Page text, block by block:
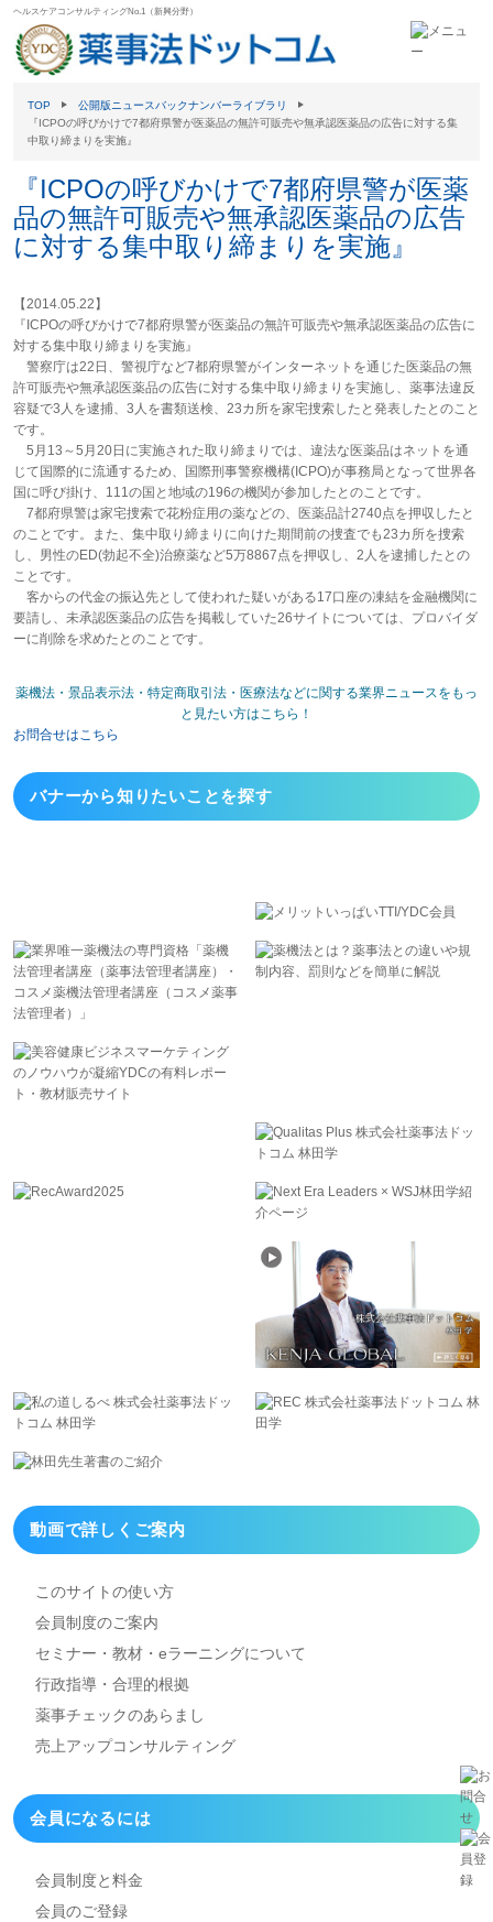
ヘルスケアコンサルティングNo.1（新興分野）
TOP
公開版ニュースバックナンバーライブラリ
『ICPOの呼びかけで7都府県警が医薬品の無許可販売や無承認医薬品の広告に対する集
中取り締まりを実施』
『ICPOの呼びかけで7都府県警が医薬
品の無許可販売や無承認医薬品の広告
に対する集中取り締まりを実施』
【2014.05.22】
『ICPOの呼びかけで7都府県警が医薬品の無許可販売や無承認医薬品の広告に
対する集中取り締まりを実施』
警察庁は22日、警視庁など7都府県警がインターネットを通じた医薬品の無
許可販売や無承認医薬品の広告に対する集中取り締まりを実施し、薬事法違反
容疑で3人を逮捕、3人を書類送検、23カ所を家宅捜索したと発表したとのこと
です。
5月13～5月20日に実施された取り締まりでは、違法な医薬品はネットを通
じて国際的に流通するため、国際刑事警察機構(ICPO)が事務局となって世界各
国に呼び掛け、111の国と地域の196の機関が参加したとのことです。
7都府県警は家宅捜索で花粉症用の薬などの、医薬品計2740点を押収したと
のことです。また、集中取り締まりに向けた期間前の捜査でも23カ所を捜索
し、男性のED(勃起不全)治療薬など5万8867点を押収し、2人を逮捕したとの
ことです。
客からの代金の振込先として使われた疑いがある17口座の凍結を金融機関に
要請し、未承認医薬品の広告を掲載していた26サイトについては、プロバイダ
ーに削除を求めたとのことです。
薬機法・景品表示法・特定商取引法・医療法などに関する業界ニュースをもっ
と見たい方はこちら！
お問合せはこちら
バナーから知りたいことを探す
動画で詳しくご案内
このサイトの使い方
会員制度のご案内
セミナー・教材・eラーニングについて
行政指導・合理的根拠
薬事チェックのあらまし
売上アップコンサルティング
会員になるには
会員制度と料金
会員のご登録